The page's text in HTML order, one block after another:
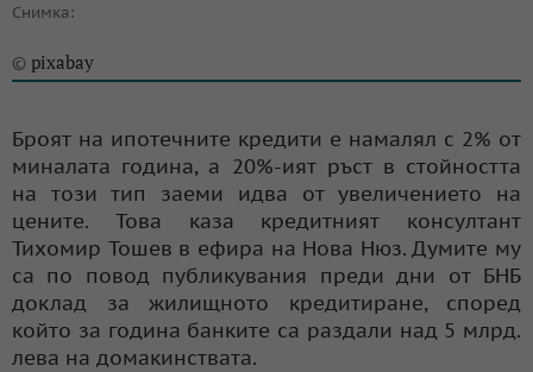
Снимка:
© pixabay
Броят на ипотечните кредити е намалял с 2% от
миналата година, а 20%-ият ръст в стойността
на този тип заеми идва от увеличението на
цените. Това каза кредитният консултант
Тихомир Тошев в ефира на Нова Нюз. Думите му
са по повод публикувания преди дни от БНБ
доклад за жилищното кредитиране, според
който за година банките са раздали над 5 млрд.
лева на домакинствата.